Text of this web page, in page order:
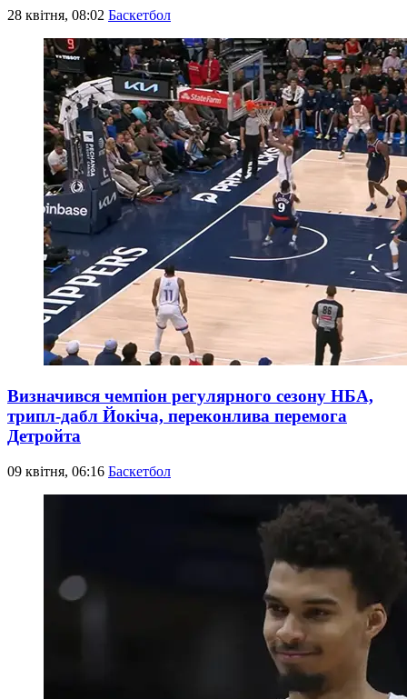
28 квітня, 08:02 Баскетбол
Визначився чемпіон регулярного сезону НБА,
трипл-дабл Йокіча, переконлива перемога
Детройта
09 квітня, 06:16 Баскетбол